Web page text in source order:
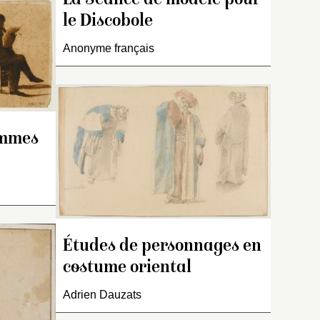
est douteuse.
Ce dessin est une étude
préparatoire àL’Assomption
le Discobole
Anonyme français
Études de personnages en
costume oriental
Adrien Dauzats